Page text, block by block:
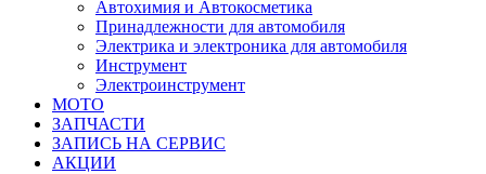
Автохимия и Автокосметика
Принадлежности для автомобиля
Электрика и электроника для автомобиля
Инструмент
Электроинструмент
МОТО
ЗАПЧАСТИ
ЗАПИСЬ НА СЕРВИС
АКЦИИ